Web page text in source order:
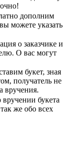
дополним
можете указать
о заказчике и
О вас могут
букет, зная
получатель не
вручения.
букета
же обо всех